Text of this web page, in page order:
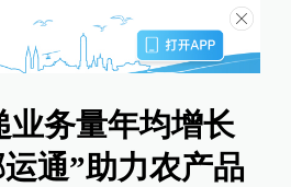
业务量年均增长
通”助力农产品